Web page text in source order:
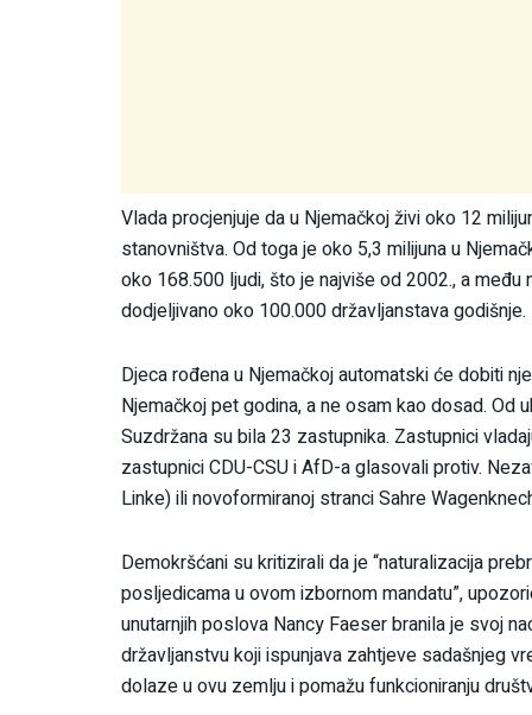
Vlada procjenjuje da u Njemačkoj živi oko 12
stanovništva. Od toga je oko 5,3 milijuna u
oko 168.500 ljudi, što je najviše od 2002., a
dodjeljivano oko 100.000 državljanstava godišnje.
Djeca rođena u Njemačkoj automatski će dobiti
Njemačkoj pet godina, a ne osam kao dosad. Od
Suzdržana su bila 23 zastupnika. Zastupnici
zastupnici CDU-CSU i AfD-a glasovali protiv.
Linke) ili novoformiranoj stranci Sahre
Demokršćani su kritizirali da je “naturalizacija
posljedicama u ovom izbornom mandatu”,
unutarnjih poslova Nancy Faeser branila je svoj
državljanstvu koji ispunjava zahtjeve sadašnjeg
dolaze u ovu zemlju i pomažu funkcioniranju